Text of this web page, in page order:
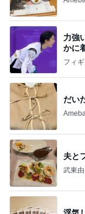
力強
かに
なす
フィ
だい
夫と
武東